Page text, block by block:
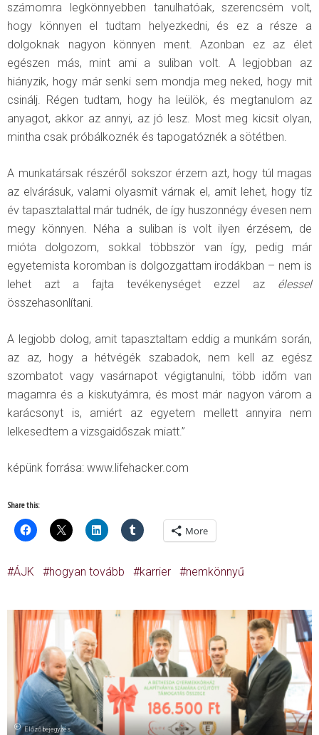
számomra legkönnyebben tanulhatóak, szerencsém volt,
hogy könnyen el tudtam helyezkedni, és ez a része a
dolgoknak nagyon könnyen ment. Azonban ez az élet
egészen más, mint ami a suliban volt. A legjobban az
hiányzik, hogy már senki sem mondja meg neked, hogy mit
csinálj. Régen tudtam, hogy ha leülök, és megtanulom az
anyagot, akkor az annyi, az jó lesz. Most meg kicsit olyan,
mintha csak próbálkoznék és tapogatóznék a sötétben.
A munkatársak részéről sokszor érzem azt, hogy túl magas
az elvárásuk, valami olyasmit várnak el, amit lehet, hogy tíz
év tapasztalattal már tudnék, de így huszonnégy évesen nem
megy könnyen. Néha a suliban is volt ilyen érzésem, de
mióta dolgozom, sokkal többször van így, pedig már
egyetemista koromban is dolgozgattam irodákban – nem is
lehet azt a fajta tevékenységet ezzel az élessel
összehasonlítani.
A legjobb dolog, amit tapasztaltam eddig a munkám során,
az az, hogy a hétvégék szabadok, nem kell az egész
szombatot vagy vasárnapot végigtanulni, több időm van
magamra és a kiskutyámra, és most már nagyon várom a
karácsonyt is, amiért az egyetem mellett annyira nem
lelkesedtem a vizsgaidőszak miatt.”
képünk forrása: www.lifehacker.com
Share this:
More
ÁJK hogyan tovább karrier nemkönnyű
Előző bejegyzés